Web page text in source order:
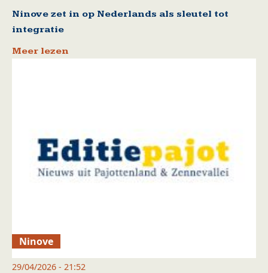
Ninove zet in op Nederlands als sleutel tot
integratie
Meer lezen
Ninove
29/04/2026 - 21:52